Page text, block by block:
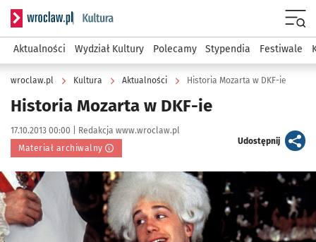
Serwis informacyjny wroclaw.pl podserwis: Kultura
Aktualności Wydział Kultury Polecamy Stypendia Festiwale
wroclaw.pl Kultura Aktualności Historia Mozarta w DKF-ie
Historia Mozarta w DKF-ie
Data publikacji:
17.10.2013 00:00 | Autor:
Redakcja www.wroclaw.pl
Materiał archiwalny
Udostępnijartykuł
Kliknij, aby powiększyć